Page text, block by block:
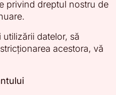
privind dreptul nostru de
datelor, să
acestora, vă